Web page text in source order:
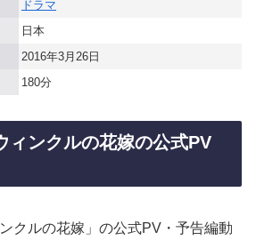
ドラマ
日本
2016年3月26日
180分
ィンクルの花嫁の公式PV
クルの花嫁」の公式PV・予告編動